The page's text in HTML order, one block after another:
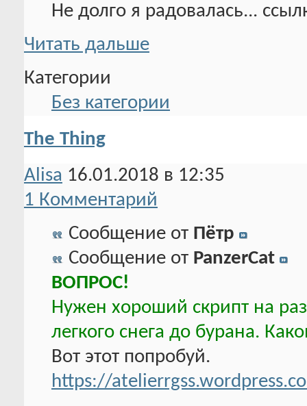
Не долго я радовалась...
Читать дальше
Категории
Без категории
The Thing
Alisa 16.01.2018 в 12:35
1 Комментарий
Сообщение от Пётр
Сообщение от PanzerCat
ВОПРОС!
Нужен хороший скрипт на
легкого снега до бурана.
Вот этот попробуй.
https://